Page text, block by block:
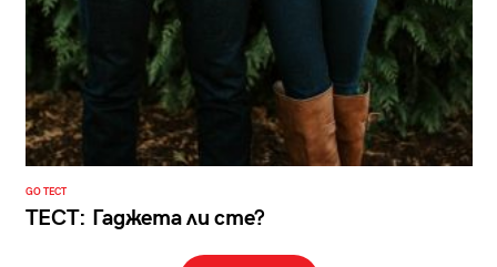
GO ТЕСТ
ТЕСТ: Гаджета ли сте?